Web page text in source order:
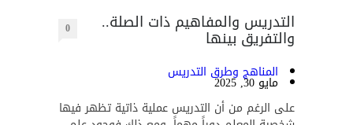
التدريس والمفاهيم ذات الصلة..
والتفريق بينها 0
المناهج وطرق التدريس
مايو 30, 2025
على الرغم من أن التدريس عملية ذاتية تظهر فيها